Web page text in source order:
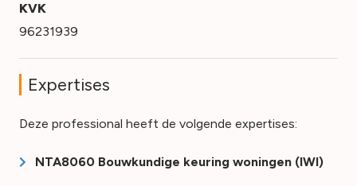
KVK
96231939
Expertises
Deze professional heeft de volgende expertises:
NTA8060 Bouwkundige keuring woningen (IWI)